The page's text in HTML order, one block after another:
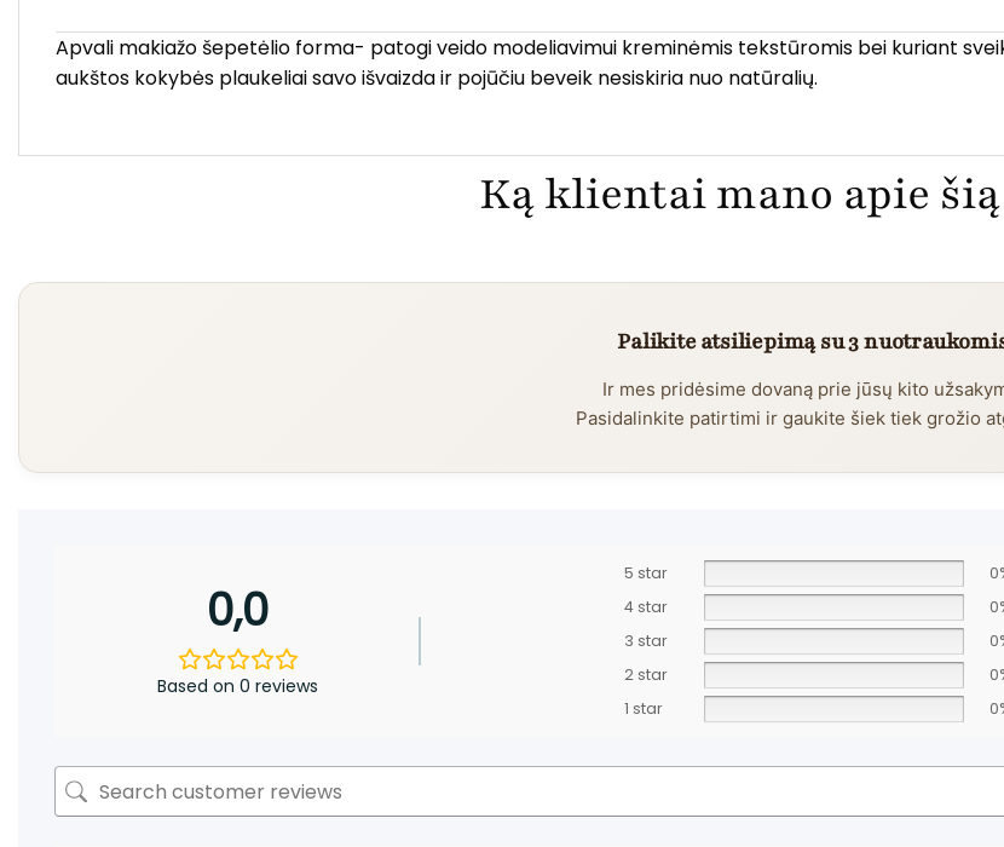
Apvali makiažo šepetėlio forma- patogi veido modeliavimui kreminėmis tekstūromis bei kuriant
aukštos kokybės plaukeliai savo išvaizda ir pojūčiu beveik nesiskiria nuo natūralių.
Ką klientai mano apie
Palikite atsiliepimą su 3
Ir mes pridėsime dovaną prie jūsų kito
Pasidalinkite patirtimi ir gaukite šiek tiek grožio
0,0
Based on 0 reviews
5 star
4 star
3 star
2 star
1 star